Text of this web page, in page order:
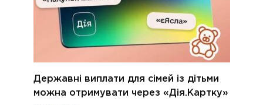
Державні виплати для сімей із дітьми
можна отримувати через «Дія.Картку»